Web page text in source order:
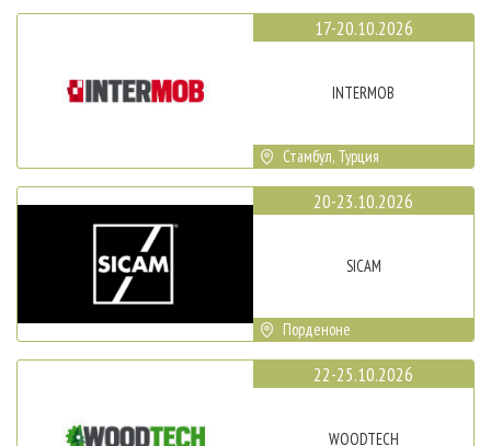
17-20.10.2026
INTERMOB
Стамбул, Турция
20-23.10.2026
SICAM
Порденоне
22-25.10.2026
WOODTECH